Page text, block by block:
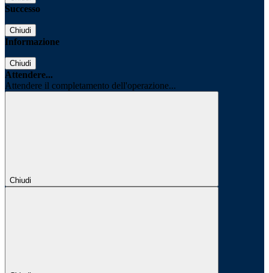
Successo
Chiudi
Informazione
Chiudi
Attendere...
Attendere il completamento dell'operazione...
Chiudi